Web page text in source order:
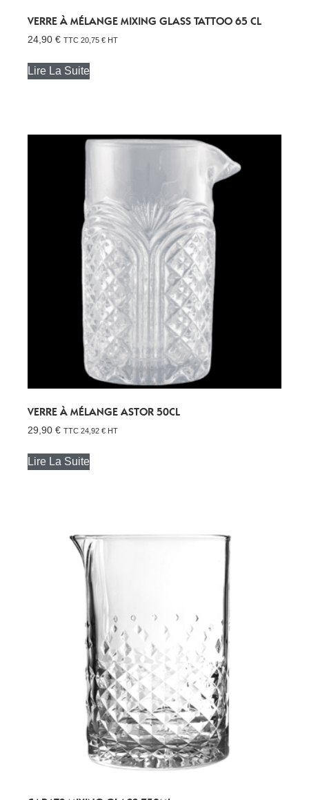
VERRE À MÉLANGE MIXING GLASS TATTOO 65 CL
24,90 € TTC 20,75 € HT
Lire La Suite
VERRE À MÉLANGE ASTOR 50CL
29,90 € TTC 24,92 € HT
Lire La Suite